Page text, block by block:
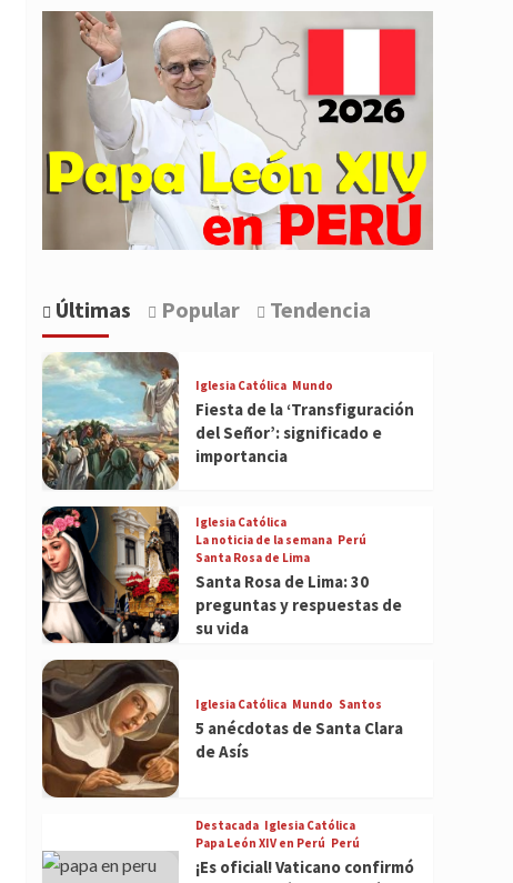
Últimas Popular Tendencia
Iglesia Católica Mundo
Fiesta de la ‘Transfiguración
del Señor’: significado e
importancia
Iglesia Católica
La noticia de la semana Perú
Santa Rosa de Lima
Santa Rosa de Lima: 30
preguntas y respuestas de
su vida
Iglesia Católica Mundo Santos
5 anécdotas de Santa Clara
de Asís
Destacada Iglesia Católica
Papa León XIV en Perú Perú
¡Es oficial! Vaticano confirmó